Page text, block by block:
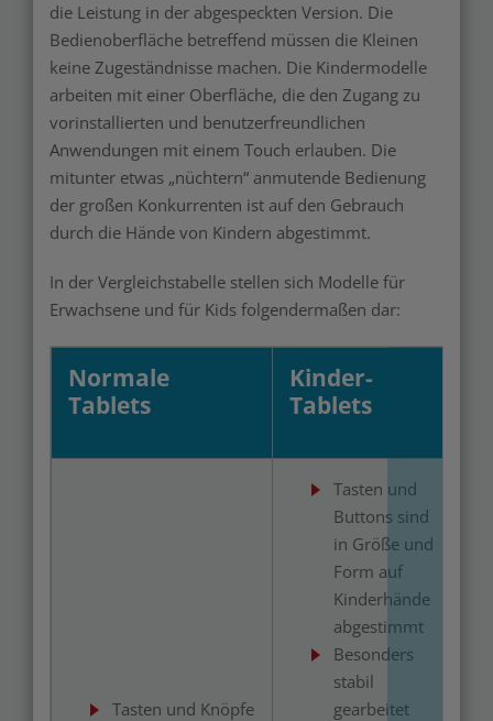
die Leistung in der abgespeckten Version. Die
Bedienoberfläche betreffend müssen die Kleinen
keine Zugeständnisse machen. Die Kindermodelle
arbeiten mit einer Oberfläche, die den Zugang zu
vorinstallierten und benutzerfreundlichen
Anwendungen mit einem Touch erlauben. Die
mitunter etwas „nüchtern“ anmutende Bedienung
der großen Konkurrenten ist auf den Gebrauch
durch die Hände von Kindern abgestimmt.
In der Vergleichstabelle stellen sich Modelle für
Erwachsene und für Kids folgendermaßen dar:
Normale
Tablets
Kinder-
Tablets
Tasten und Knöpfe
Tasten und
Buttons sind
in Größe und
Form auf
Kinderhände
abgestimmt
Besonders
stabil
gearbeitet